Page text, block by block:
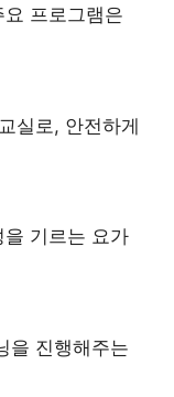
프로그램은
실로, 안전하게
기르는 요가
을 진행해주는